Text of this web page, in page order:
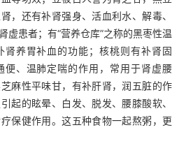
，还有补肾强身、活血利水、解毒、
虚患者；有“营养仓库”之称的黑枣性温
肾养胃补血的功能；核桃则有补肾固
便、温肺定喘的作用，常用于肾虚腰
麻性平味甘，有补肝肾，润五脏的作
起的眩晕、白发、脱发、腰膝酸软、
保健作用。这五种食物一起熬粥，更